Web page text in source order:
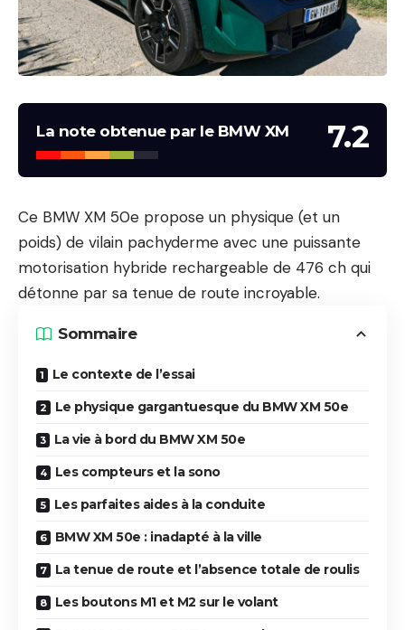
7.2
La note obtenue par le BMW XM
Ce BMW XM 50e propose un physique (et un
poids) de vilain pachyderme avec une puissante
motorisation hybride rechargeable de 476 ch qui
détonne par sa tenue de route incroyable.
Sommaire
Le contexte de l’essai
Le physique gargantuesque du BMW XM 50e
La vie à bord du BMW XM 50e
Les compteurs et la sono
Les parfaites aides à la conduite
BMW XM 50e : inadapté à la ville
La tenue de route et l’absence totale de roulis
Les boutons M1 et M2 sur le volant